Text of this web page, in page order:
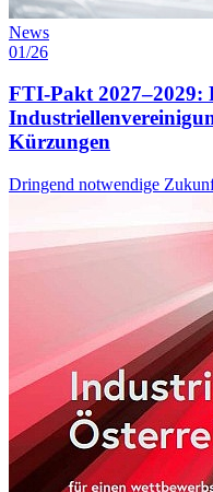
News
01/26
FTI-Pakt 2027–2029:
Kürzungen
Dringend notwendige